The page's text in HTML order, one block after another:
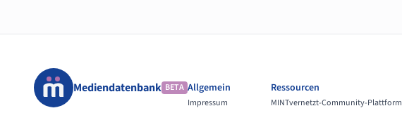
Mediendatenbank BETA Allgemein
Impressum
Ressourcen
MINTvernetzt-Community-Plattform